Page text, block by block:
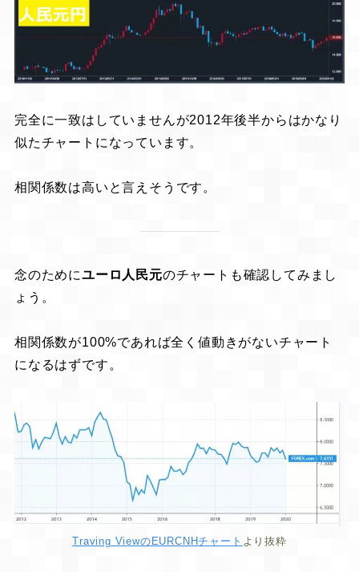
完全に一致はしていませんが2012年後半からはかなり
似たチャートになっています。
相関係数は高いと言えそうです。
念のためにユーロ人民元のチャートも確認してみまし
ょう。
相関係数が100%であれば全く値動きがないチャート
になるはずです。
Traving ViewのEURCNHチャート より抜粋